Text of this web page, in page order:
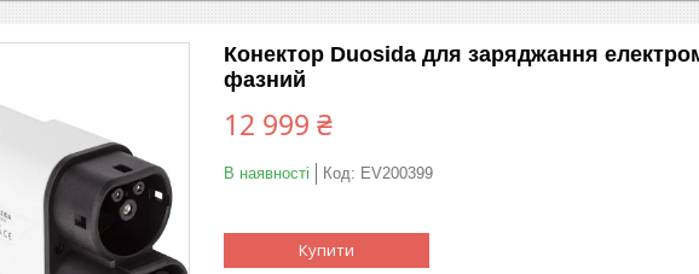
Конектор Duosida для заряджання
фазний
12 999 ₴
В наявності Код: EV200399
Купити